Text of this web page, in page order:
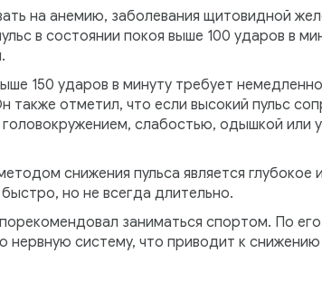
на анемию, заболевания щитовидной
в состоянии покоя выше 100 ударов в
150 ударов в минуту требует
отметил, что если высокий пульс
слабостью, одышкой или
снижения пульса является глубокое
но не всегда длительно.
заниматься спортом. По
нервную систему, что приводит к